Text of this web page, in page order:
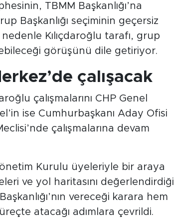
TBMM Başkanlığı’na
Başkanlığı seçiminin geçersiz
Kılıçdaroğlu tarafı, grup
görüşünü dile getiriyor.
çalışacak
çalışmalarını CHP Genel
ise Cumhurbaşkanı Aday Ofisi
çalışmalarına devam
Kurulu üyeleriyle bir araya
ve yol haritasını değerlendirdiği
vereceği karara hem
atacağı adımlara çevrildi.